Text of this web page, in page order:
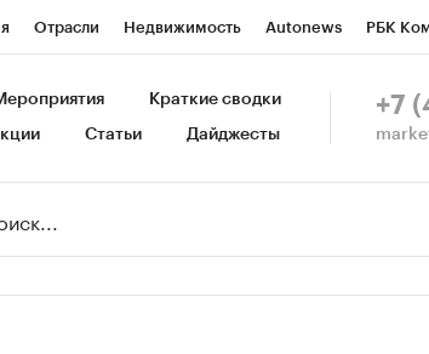
Отрасли Недвижимость Autonews РБК
Газета Спецпроекты СПб Конференции СПб
Краткие сводки
Статьи Дайджесты
+7